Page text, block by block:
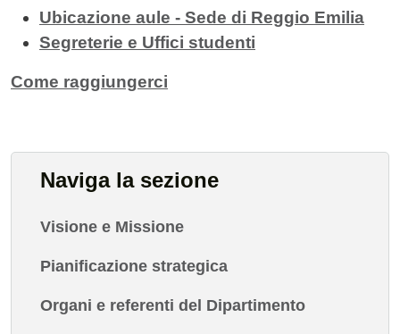
Ubicazione aule - Sede di Reggio Emilia
Segreterie e Uffici studenti
Come raggiungerci
Naviga la sezione
Visione e Missione
Pianificazione strategica
Organi e referenti del Dipartimento